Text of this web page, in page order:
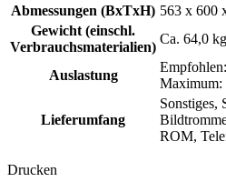
Abmessungen (BxTxH) 563 x 600
Gewicht (einschl.
Verbrauchsmaterialien)
Ca. 64,0 kg
Auslastung
Maximum:
Lieferumfang
Sonstiges,
ROM,
Drucken